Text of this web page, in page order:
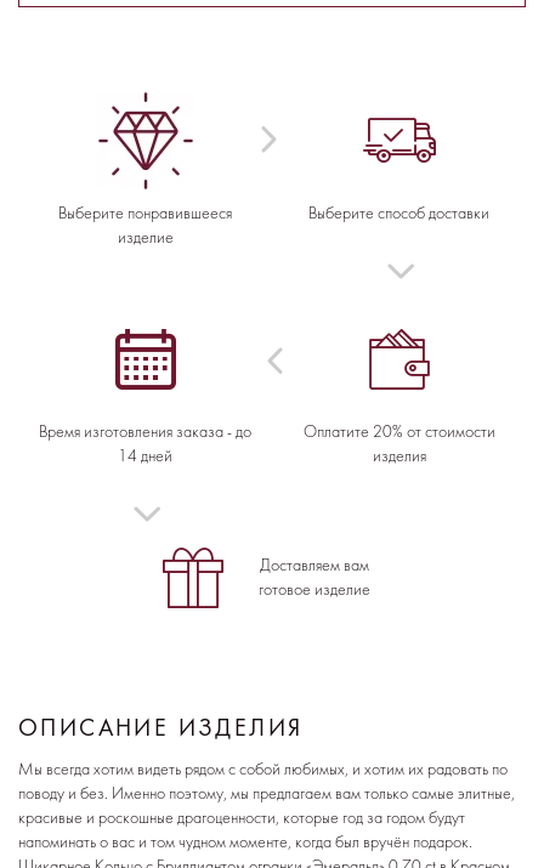
Выберите понравившееся
изделие
Выберите способ доставки
Оплатите 20% от стоимости
изделия
Время изготовления заказа - до
14 дней
Доставляем вам
готовое изделие
ОПИСАНИЕ ИЗДЕЛИЯ
Мы всегда хотим видеть рядом с собой любимых, и хотим их радовать по
поводу и без. Именно поэтому, мы предлагаем вам только самые элитные,
красивые и роскошные драгоценности, которые год за годом будут
напоминать о вас и том чудном моменте, когда был вручён подарок.